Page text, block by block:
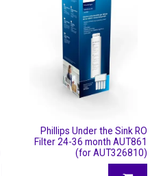
Phillips Under the Sink RO
Filter 24-36 month AUT861
(for AUT326810)